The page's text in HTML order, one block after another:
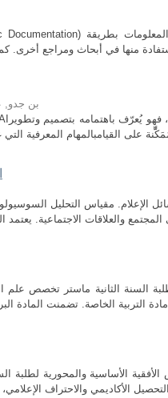
بن جدو,
مقياس التحليل
السنة الثانية ماستر تخصص
الأساسية والمحورية لطلبة